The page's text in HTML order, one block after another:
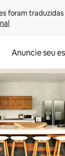
Anuncie seu